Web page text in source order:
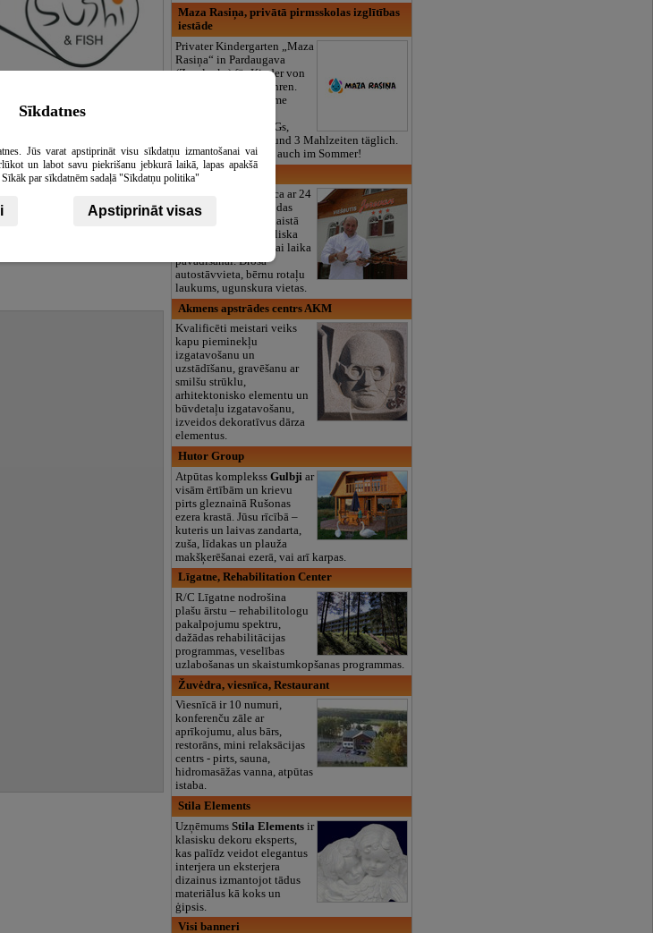
Maza Rasiņa, privātā pirmsskolas izglītības
iestāde
Privater Kindergarten „Maza
Rasiņa“ in Pardaugava
(Zasulauks) für Kinder von
10 Monaten bis 6 Jahren.
Lizenzierte Programme
Sonderpädagogik, AGs,
großes grünes Areal und 3 Mahlzeiten täglich.
Ganzjährig geöffnet, auch im Sommer!
Jerevan, Hotel
Trīs zvaigžņu viesnīca ar 24
vietām
atrodas
netālu no pilsētas, skaistā
mežu ielokā. Šī ir lieliska
vieta atpūtai un jaukai laika
pavadīšanai. Droša
autostāvvieta, bērnu rotaļu
laukums, ugunskura vietas.
Akmens apstrādes centrs AKM
Kvalificēti meistari veiks
kapu pieminekļu
izgatavošanu un
uzstādīšanu, gravēšanu ar
smilšu strūklu,
arhitektonisko elementu un
būvdetaļu izgatavošanu,
izveidos dekoratīvus dārza
elementus.
Hutor Group
Atpūtas komplekssGulbjiar
visām ērtībām un krievu
pirts gleznainā Rušonas
ezera krastā. Jūsu rīcībā –
kuteris un laivas zandarta,
zuša, līdakas un plauža
makšķerēšanai ezerā, vai arī karpas.
Līgatne, Rehabilitation Center
R/C Līgatne nodrošina
plašu ārstu – rehabilitologu
pakalpojumu spektru,
dažādas rehabilitācijas
programmas, veselības
uzlabošanas un skaistumkopšanas programmas.
Žuvėdra, viesnīca, Restaurant
Viesnīcā ir 10 numuri,
konferenču zāle ar
aprīkojumu, alus bārs,
restorāns, mini relaksācijas
centrs - pirts, sauna,
hidromasāžas vanna, atpūtas
istaba.
Stila Elements
UzņēmumsStila Elements ir
klasisku dekoru eksperts,
kas palīdz veidot elegantus
interjera un eksterjera
dizainus izmantojot tādus
materiālus kā koks un
ģipsis.
Visi banneri
Sīkdatnes
Jūs varat apstiprināt visu sīkdatņu izmantošanai vai
un labot savu piekrišanu jebkurā laikā, lapas apakšā
par sīkdatnēm sadaļā "Sīkdatņu politika"
Apstiprināt visas